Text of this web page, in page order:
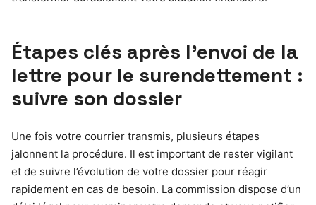
Étapes clés après l’envoi de la
lettre pour le surendettement :
suivre son dossier
Une fois votre courrier transmis, plusieurs étapes
jalonnent la procédure. Il est important de rester vigilant
et de suivre l’évolution de votre dossier pour réagir
rapidement en cas de besoin. La commission dispose d’un